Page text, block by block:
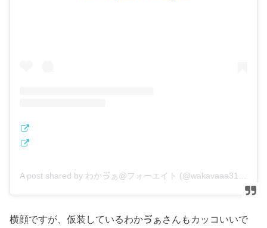
A post shared by わかゔぁ@フォーエイト (@wakavaaa3150)
横顔ですが、仮装しているわかゔぁさんもカッコいいで